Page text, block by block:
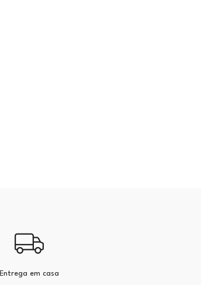
Entrega em casa